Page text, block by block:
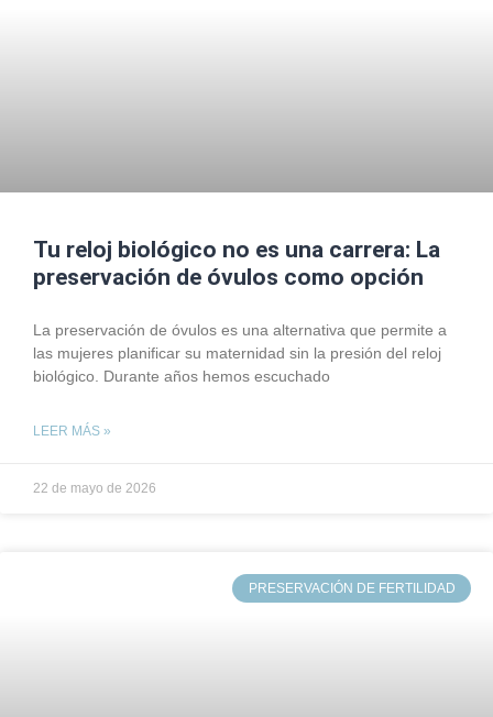
Tu reloj biológico no es una carrera: La
preservación de óvulos como opción
La preservación de óvulos es una alternativa que permite a
las mujeres planificar su maternidad sin la presión del reloj
biológico. Durante años hemos escuchado
LEER MÁS »
22 de mayo de 2026
PRESERVACIÓN DE FERTILIDAD